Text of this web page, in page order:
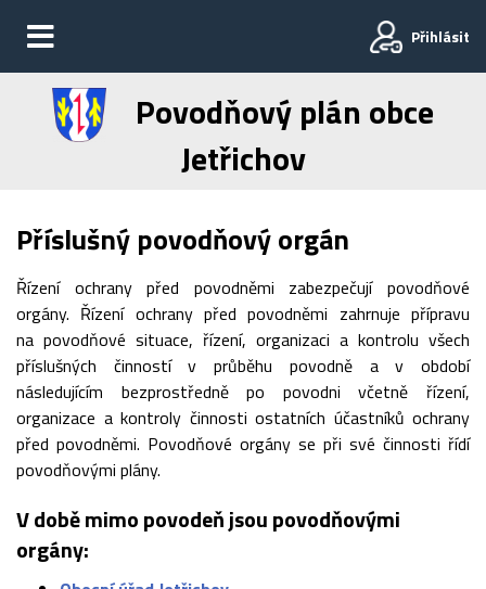
Přihlásit
Povodňový plán obce
Jetřichov
Příslušný povodňový orgán
Řízení ochrany před povodněmi zabezpečují povodňové
orgány. Řízení ochrany před povodněmi zahrnuje přípravu
na povodňové situace, řízení, organizaci a kontrolu všech
příslušných činností v průběhu povodně a v období
následujícím bezprostředně po povodni včetně řízení,
organizace a kontroly činnosti ostatních účastníků ochrany
před povodněmi. Povodňové orgány se při své činnosti řídí
povodňovými plány.
V době mimo povodeň jsou povodňovými
orgány: